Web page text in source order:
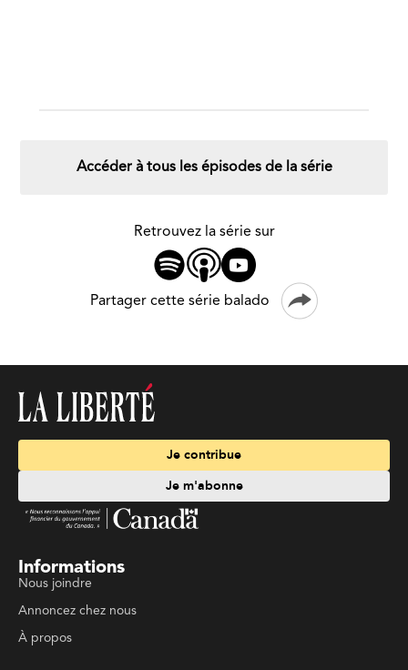
Accéder à tous les épisodes de la série
Retrouvez la série sur
Partager cette série balado
Je contribue
Je m'abonne
Informations
Nous joindre
Annoncez chez nous
À propos